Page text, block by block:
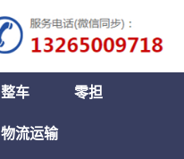
整车 零担
物流运输